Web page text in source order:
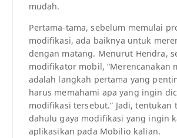
mudah.
Pertama-tama, sebelum memulai
modifikasi, ada baiknya untuk
dengan matang. Menurut Hendra,
modifikator mobil, “Merencanakan
adalah langkah pertama yang
harus memahami apa yang ingin
modifikasi tersebut.” Jadi, tentukan
dahulu gaya modifikasi yang ingin
aplikasikan pada Mobilio kalian.